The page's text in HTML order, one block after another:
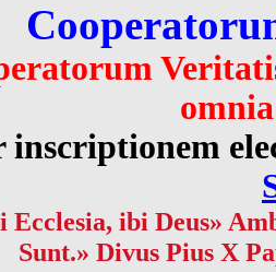
inscriptionem
Ecclesia, ibi Deus»
Sunt.» Divus Pius X